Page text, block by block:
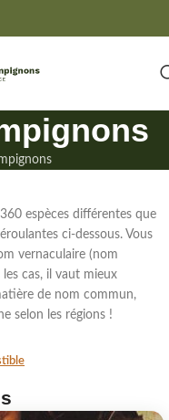
espèces différentes que
ci-dessous. Vous
vernaculaire (nom
cas, il vaut mieux
de nom commun,
selon les régions !